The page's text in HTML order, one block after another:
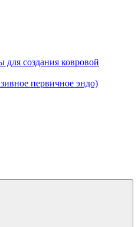
создания ковровой
первичное эндо)